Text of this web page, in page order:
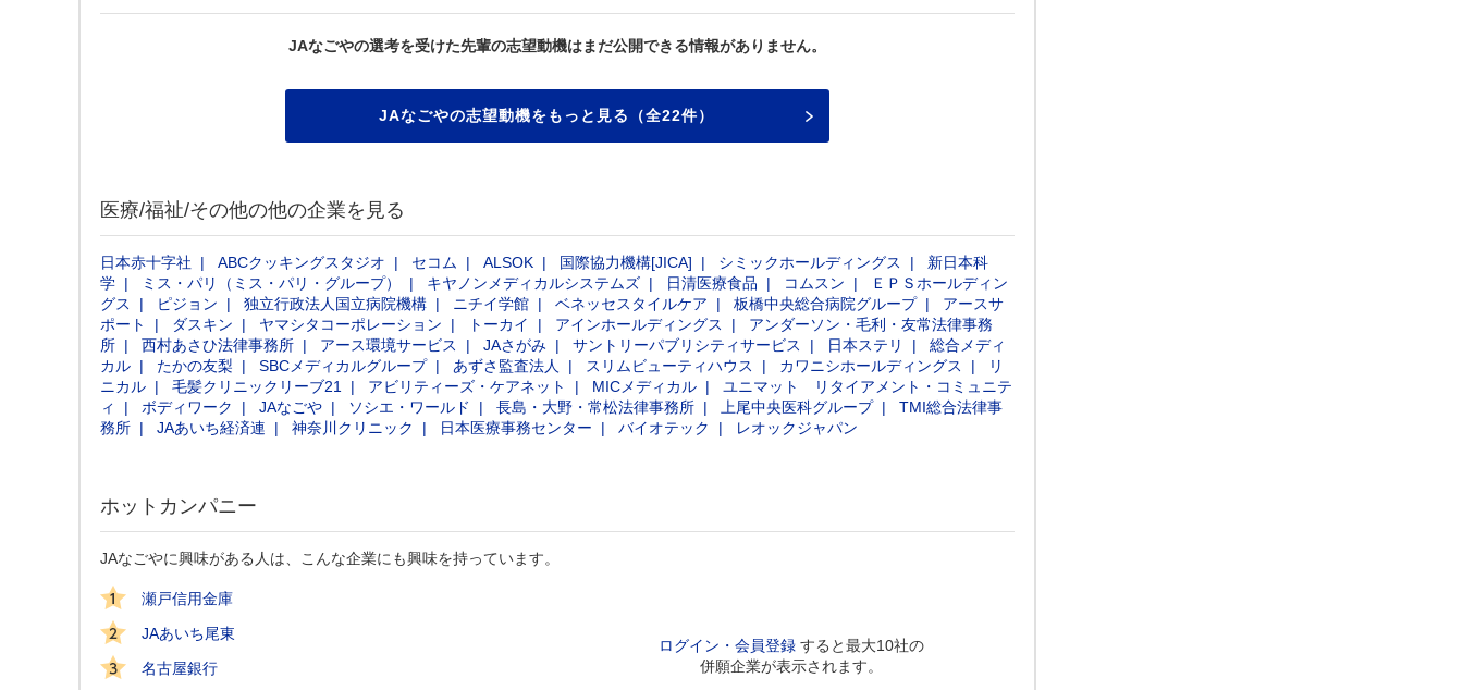
JAなごやの選考を受けた先輩の志望動機はまだ公開できる情報がありません。
JAなごやの志望動機をもっと見る（全22件）
医療/福祉/その他の他の企業を見る
日本赤十字社 ABCクッキングスタジオ セコム ALSOK 国際協力機構[JICA] シミックホールディングス
新日本科
学
ミス・パリ（ミス・パリ・グループ） キヤノンメディカルシステムズ 日清医療食品 コムスン
ＥＰＳホールディン
グス
ピジョン 独立行政法人国立病院機構 ニチイ学館 ベネッセスタイルケア 板橋中央総合病院グループ
アースサ
ポート
ダスキン ヤマシタコーポレーション トーカイ アインホールディングス
アンダーソン・毛利・友常法律事務
所
西村あさひ法律事務所 アース環境サービス JAさがみ サントリーパブリシティサービス 日本ステリ
総合メディ
カル
たかの友梨 SBCメディカルグループ あずさ監査法人 スリムビューティハウス カワニシホールディングス
リ
ニカル
毛髪クリニックリーブ21 アビリティーズ・ケアネット MICメディカル
ユニマット リタイアメント・コミュニテ
ィ
ボディワーク JAなごや ソシエ・ワールド 長島・大野・常松法律事務所 上尾中央医科グループ
TMI総合法律事
務所
JAあいち経済連 神奈川クリニック 日本医療事務センター バイオテック レオックジャパン
ホットカンパニー
JAなごやに興味がある人は、こんな企業にも興味を持っています。
瀬戸信用金庫
JAあいち尾東
名古屋銀行
ログイン・会員登録 すると最大10社の
併願企業が表示されます。